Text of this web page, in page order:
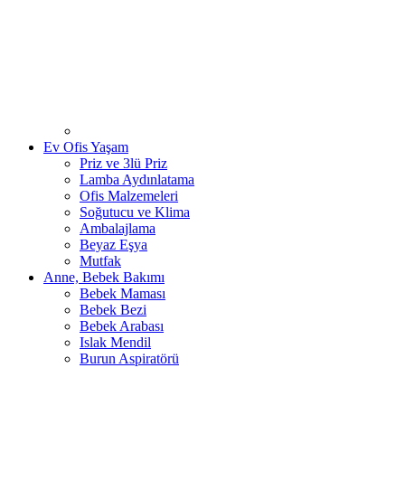
Ev Ofis Yaşam
Priz ve 3lü Priz
Lamba Aydınlatama
Ofis Malzemeleri
Soğutucu ve Klima
Ambalajlama
Beyaz Eşya
Mutfak
Anne, Bebek Bakımı
Bebek Maması
Bebek Bezi
Bebek Arabası
Islak Mendil
Burun Aspiratörü